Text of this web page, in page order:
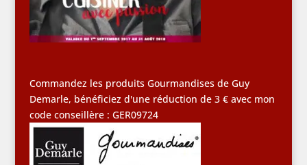
Commandez les produits Gourmandises de Guy
Demarle, bénéficiez d'une réduction de 3 € avec mon
code conseillère : GER09724